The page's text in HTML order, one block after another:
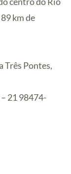
km de
Três Pontes,
21 98474-